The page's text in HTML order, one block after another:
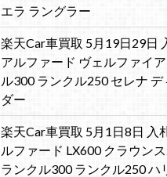
エラ ラングラー
楽天Car車買取 5月19日29日
アルファード ヴェルファイ
ル300 ランクル250 セレナ デ
ダー
楽天Car車買取 5月1日8日 入
ルファード LX600 クラウン
ランクル300 ランクル250 ハ